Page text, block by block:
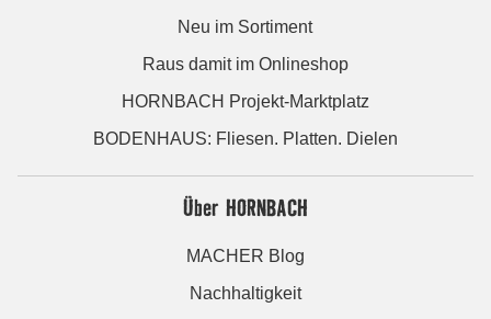
Neu im Sortiment
Raus damit im Onlineshop
HORNBACH Projekt-Marktplatz
BODENHAUS: Fliesen. Platten. Dielen
Über HORNBACH
MACHER Blog
Nachhaltigkeit